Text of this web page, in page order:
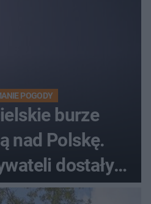
POGODY
burze
nad Polskę.
dostały
z pilnym